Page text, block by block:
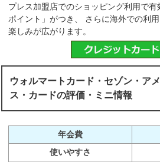
プレス加盟店でのショッピング利用で
ポイント」がつき、 さらに海外での利
楽しみが広がります。
ウォルマートカード・セゾン・ア
ス・カードの評価・ミニ情報
年会費
使いやすさ